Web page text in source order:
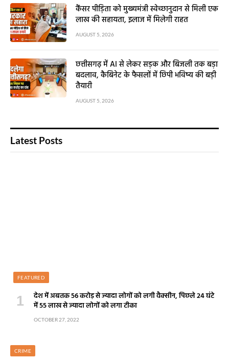
कैंसर पीड़िता को मुख्यमंत्री स्वेच्छानुदान से मिली एक
लाख की सहायता, इलाज में मिलेगी राहत
AUGUST 5, 2026
छत्तीसगढ़ में AI से लेकर सड़क और बिजली तक बड़ा
बदलाव, कैबिनेट के फैसलों में छिपी भविष्य की बड़ी
तैयारी
AUGUST 5, 2026
Latest Posts
FEATURED
देश में अबतक 56 करोड़ से ज्यादा लोगों को लगी वैक्सीन, पिछले 24 घंटे
में 55 लाख से ज्यादा लोगों को लगा टीका
OCTOBER 27, 2022
CRIME